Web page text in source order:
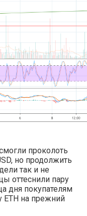
проколоть
но продолжить
так и не
оттеснили пару
дня покупателям
ETH на прежний